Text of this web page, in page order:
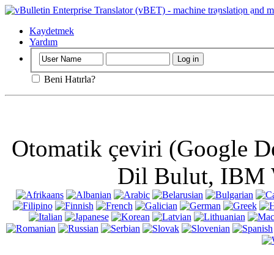
Önemli: Bu
Kaydetmek
Yardım
Beni Hatırla?
Otomatik çeviri (Google
Dil Bulut, IBM